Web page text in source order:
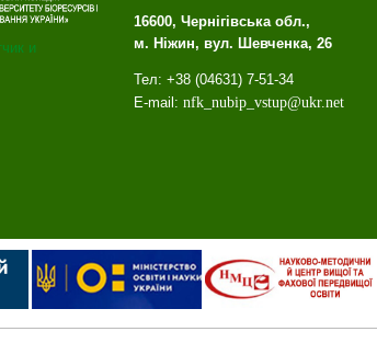
16600, Чернігівська обл.,
м. Ніжин, вул. Шевченка, 26
Тел: +38 (04631) 7-51-34
E-mail: nfk_ nubip_ vstup@ukr.net